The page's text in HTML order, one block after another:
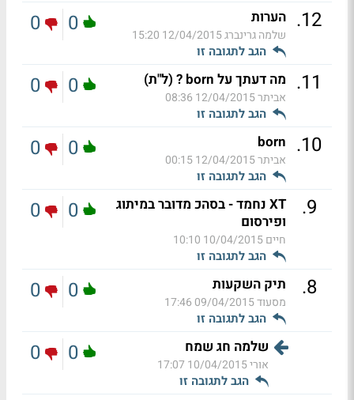
12
. הערות
שלמה גרינברג12/04/2015 15:20
הגב לתגובה זו
0
0
11
. מה דעתך על born ? (ל"ת)
אביתר12/04/2015 08:36
הגב לתגובה זו
0
0
10
.
born
אביתר12/04/2015 00:15
הגב לתגובה זו
0
0
9
.
XT נחמד - בסהכ מדובר במיתוג
ופירסום
חיים10/04/2015 10:10
הגב לתגובה זו
0
0
8
. תיק השקעות
מסעוד09/04/2015 17:46
הגב לתגובה זו
0
0
שלמה חג שמח
אורי10/04/2015 17:07
הגב לתגובה זו
0
0